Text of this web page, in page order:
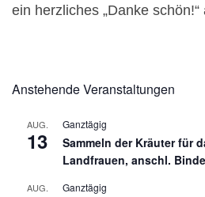
ein herzliches „Danke
Anstehende Veranstaltungen
AUG.
13
Ganztägig
Sammeln der Kräuter für
Landfrauen, anschl.
AUG. Ganztägig